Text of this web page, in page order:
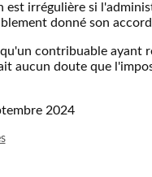
irrégulière si
donné son
qu'un contribuable
aucun doute que
2024